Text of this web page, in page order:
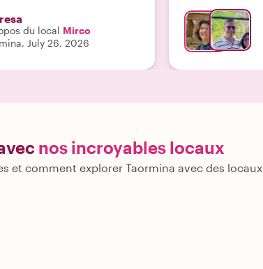
du local Mirco
July 26, 2026
nos incroyables locaux
et comment explorer Taormina avec des locaux